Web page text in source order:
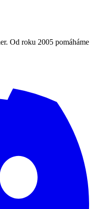
Od roku 2005 pomáháme